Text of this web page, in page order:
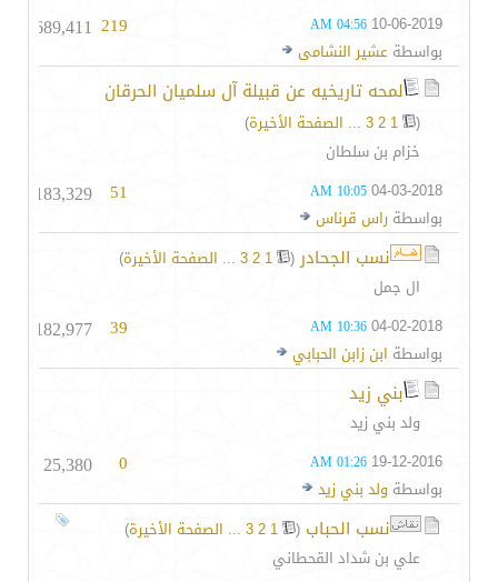
10-06-2019
04:56 AM
بواسطة عشير النشامى
219
689,411
لمحه تاريخيه عن قبيلة آل سلميان الحرقان
(
1
2
3
... الصفحة الأخيرة)
خزام بن سلطان
04-03-2018
10:05 AM
بواسطة راس قرناس
51
183,329
نسب الجحادر‏
(
1
2
3
... الصفحة الأخيرة)
ال جمل
04-02-2018
10:36 AM
بواسطة ابن زابن الحبابي
39
182,977
بني زيد
ولد بني زيد
19-12-2016
01:26 AM
بواسطة ولد بني زيد
0
25,380
نسب الحباب (
1
2
3
... الصفحة الأخيرة)
علي بن شداد القحطاني